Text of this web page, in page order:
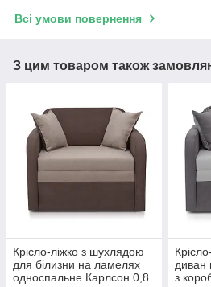
Всі умови повернення
З цим товаром також
Крісло-ліжко з шухлядою
для білизни на ламелях
односпальне Карлсон 0,8
диван
з